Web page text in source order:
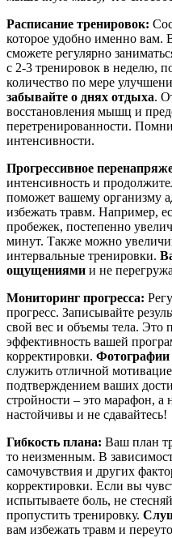
Расписание тренировок:
которое удобно именно вам.
сможете регулярно
с 2-3 тренировок в неделю,
количество по мере
забывайте о днях отдыха.
восстановления мышц и
перетренированности.
интенсивности.
Прогрессивное
интенсивность и
поможет вашему организму
избежать травм. Например,
пробежек, постепенно
минут. Также можно
интервальные тренировки.
ощущениями и не
Мониторинг прогресса:
прогресс. Записывайте
свой вес и объемы тела. Это
эффективность вашей
корректировки. Фотографии
служить отличной
подтверждением ваших
стройности – это марафон, а
настойчивы и не сдавайтесь!
Гибкость плана: Ваш план
то неизменным. В
самочувствия и других
корректировки. Если вы
испытываете боль, не
пропустить тренировку.
вам избежать травм и